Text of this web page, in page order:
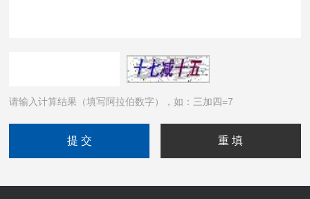
请输入计算结果（填写阿拉伯数字），如：三加四=7